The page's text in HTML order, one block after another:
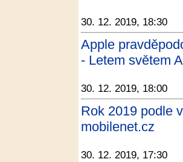
30. 12. 2019, 18:30
Apple
- Letem světem
30. 12. 2019, 18:00
Rok 2019 podle
mobilenet.cz
30. 12. 2019, 17:30